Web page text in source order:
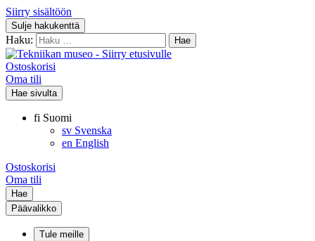
Siirry sisältöön
Sulje hakukenttä
Haku:
Ostoskorisi
Oma tili
Hae sivulta
fi Suomi
sv Svenska
en English
Ostoskorisi
Oma tili
Hae
Päävalikko
Tule meille